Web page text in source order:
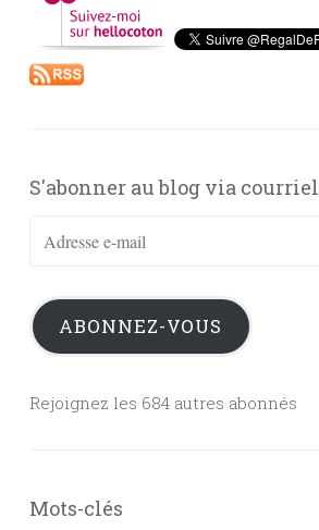
S'abonner au blog via courriel
Adresse
mail
ABONNEZ-VOUS
Rejoignez les 684 autres abonnés
Mots-clés